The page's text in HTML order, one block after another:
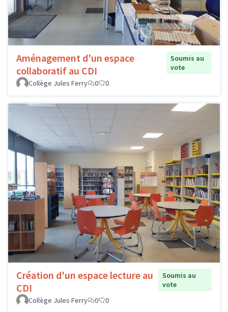
Aménagement d'un espace
collaboratif au CDI
Soumis au
vote
Collège Jules Ferry
0 0
Création d'un espace lecture au
CDI
Soumis au
vote
Collège Jules Ferry
0 0